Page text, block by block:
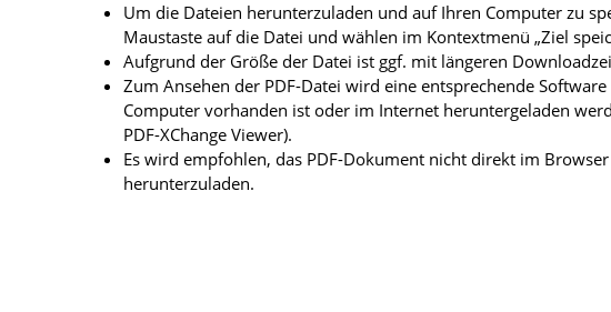
Um die Dateien herunterzuladen und auf Ihren Computer zu
Maustaste auf die Datei und wählen im Kontextmenü „Ziel
Aufgrund der Größe der Datei ist ggf. mit längeren
Zum Ansehen der PDF-Datei wird eine entsprechende
Computer vorhanden ist oder im Internet heruntergeladen
PDF-XChange Viewer).
Es wird empfohlen, das PDF-Dokument nicht direkt im
herunterzuladen.